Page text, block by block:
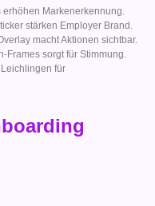
Markenerkennung.
stärken Employer Brand.
macht Aktionen sichtbar.
Frames sorgt für Stimmung.
für